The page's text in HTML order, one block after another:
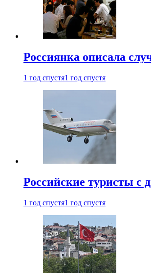
Россиянка описала
1 год спустя1 год спустя
Российские туристы с
1 год спустя1 год спустя